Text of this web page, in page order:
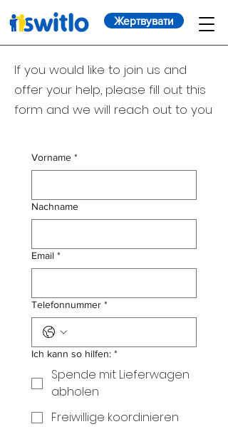
Жертвувати
If you would like to join us and
offer your help, please fill out this
form and we will reach out to you
Vorname *
Nachname
Email *
Telefonnummer *
Ich kann so hilfen: *
Spende mit Lieferwagen
abholen
Freiwillige koordinieren